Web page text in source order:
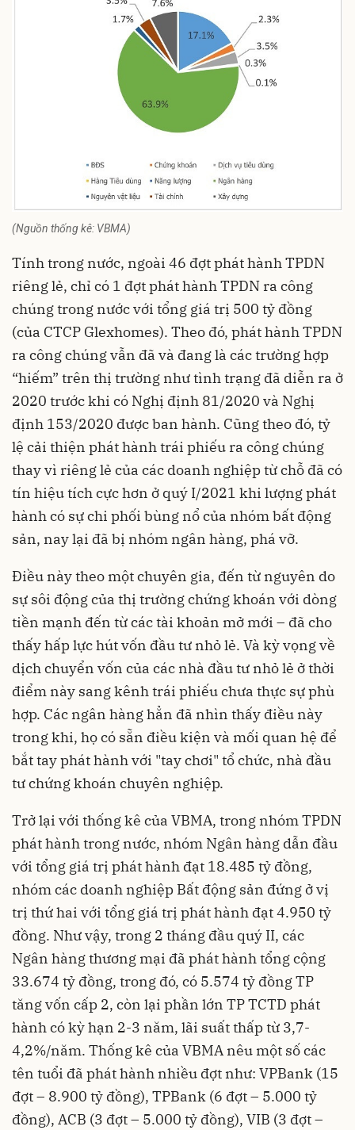
(Nguồn thống kê: VBMA)
Tính trong nước, ngoài 46 đợt phát hành TPDN
riêng lẻ, chỉ có 1 đợt phát hành TPDN ra công
chúng trong nước với tổng giá trị 500 tỷ đồng
(của CTCP Glexhomes). Theo đó, phát hành TPDN
ra công chúng vẫn đã và đang là các trường hợp
“hiếm” trên thị trường như tình trạng đã diễn ra ở
2020 trước khi có Nghị định 81/2020 và Nghị
định 153/2020 được ban hành. Cũng theo đó, tỷ
lệ cải thiện phát hành trái phiếu ra công chúng
thay vì riêng lẻ của các doanh nghiệp từ chỗ đã có
tín hiệu tích cực hơn ở quý I/2021 khi lượng phát
hành có sự chi phối bùng nổ của nhóm bất động
sản, nay lại đã bị nhóm ngân hàng, phá vỡ.
Điều này theo một chuyên gia, đến từ nguyên do
sự sôi động của thị trường chứng khoán với dòng
tiền mạnh đến từ các tài khoản mở mới – đã cho
thấy hấp lực hút vốn đầu tư nhỏ lẻ. Và kỳ vọng về
dịch chuyển vốn của các nhà đầu tư nhỏ lẻ ở thời
điểm này sang kênh trái phiếu chưa thực sự phù
hợp. Các ngân hàng hẳn đã nhìn thấy điều này
trong khi, họ có sẵn điều kiện và mối quan hệ để
bắt tay phát hành với "tay chơi" tổ chức, nhà đầu
tư chứng khoán chuyên nghiệp.
Trở lại với thống kê của VBMA, trong nhóm TPDN
phát hành trong nước, nhóm Ngân hàng dẫn đầu
với tổng giá trị phát hành đạt 18.485 tỷ đồng,
nhóm các doanh nghiệp Bất động sản đứng ở vị
trị thứ hai với tổng giá trị phát hành đạt 4.950 tỷ
đồng. Như vậy, trong 2 tháng đầu quý II, các
Ngân hàng thương mại đã phát hành tổng cộng
33.674 tỷ đồng, trong đó, có 5.574 tỷ đồng TP
tăng vốn cấp 2, còn lại phần lớn TP TCTD phát
hành có kỳ hạn 2-3 năm, lãi suất thấp từ 3,7-
4,2%/năm. Thống kê của VBMA nêu một số các
tên tuổi đã phát hành nhiều đợt như: VPBank (15
đợt – 8.900 tỷ đồng), TPBank (6 đợt – 5.000 tỷ
đồng), ACB (3 đợt – 5.000 tỷ đồng), VIB (3 đợt –